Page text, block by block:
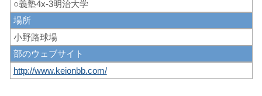
○義塾4x‐3明治大学
場所
小野路球場
部のウェブサイト
http://www.keionbb.com/